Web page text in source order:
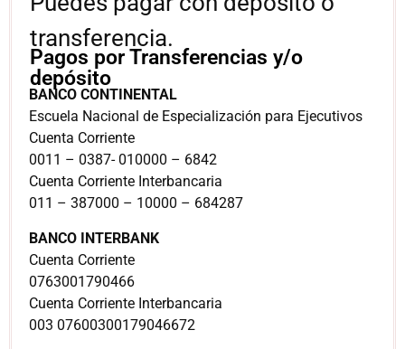
transferencia.
BANCO CONTINENTAL
Escuela Nacional de Especialización para Ejecutivos
Cuenta Corriente
0011 – 0387- 010000 – 6842
Cuenta Corriente Interbancaria
011 – 387000 – 10000 – 684287
BANCO INTERBANK
Cuenta Corriente
0763001790466
Cuenta Corriente Interbancaria
003 07600300179046672
Pagos por Transferencias y/o
depósito